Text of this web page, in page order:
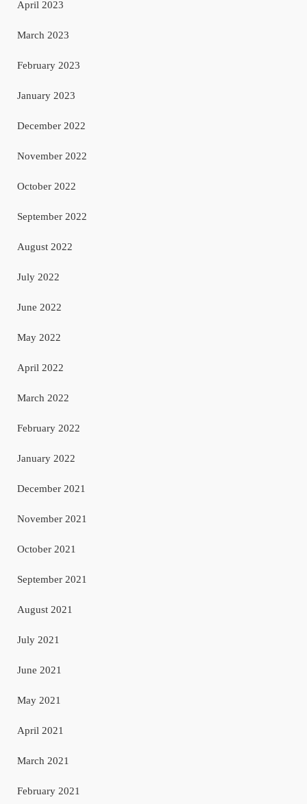
April 2023
March 2023
February 2023
January 2023
December 2022
November 2022
October 2022
September 2022
August 2022
July 2022
June 2022
May 2022
April 2022
March 2022
February 2022
January 2022
December 2021
November 2021
October 2021
September 2021
August 2021
July 2021
June 2021
May 2021
April 2021
March 2021
February 2021